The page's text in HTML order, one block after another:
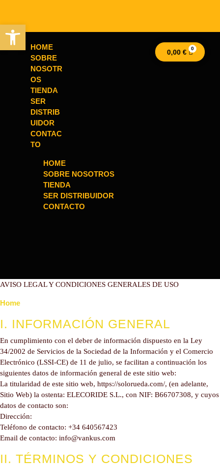
HOME
SOBRE
NOSOTR
OS
TIENDA
SER
DISTRIB
UIDOR
CONTAC
TO
HOME
SOBRE NOSOTROS
TIENDA
SER DISTRIBUIDOR
CONTACTO
0,00 €
AVISO LEGAL Y CONDICIONES GENERALES DE USO
Home
I. INFORMACIÓN GENERAL
En cumplimiento con el deber de información dispuesto en la Ley
34/2002 de Servicios de la Sociedad de la Información y el Comercio
Electrónico (LSSI-CE) de 11 de julio, se facilitan a continuación los
siguientes datos de información general de este sitio web:
La titularidad de este sitio web, https://solorueda.com/, (en adelante,
Sitio Web) la ostenta: ELECORIDE S.L., con NIF: B66707308, y cuyos
datos de contacto son:
Dirección:
Teléfono de contacto: +34 640567423
Email de contacto: info@vankus.com
II. TÉRMINOS Y CONDICIONES
Abrir barra de herramientas